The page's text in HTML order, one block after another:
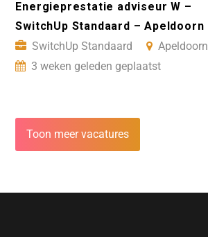
Energieprestatie adviseur W –
SwitchUp Standaard – Apeldoorn
SwitchUp Standaard
Apeldoorn
3 weken geleden geplaatst
Toon meer vacatures